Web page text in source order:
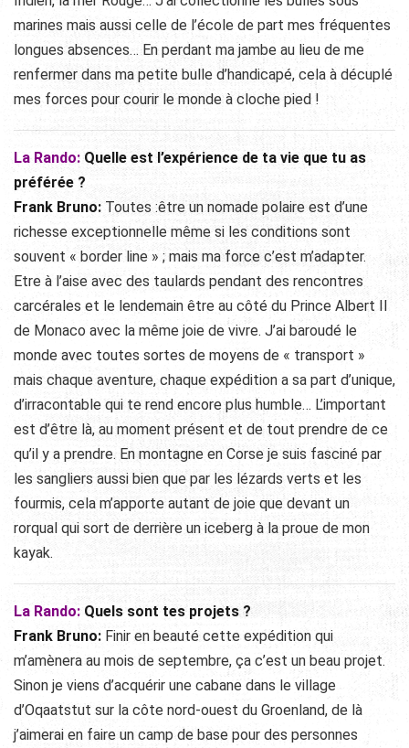
marines mais aussi celle de l’école de part mes fréquentes
longues absences… En perdant ma jambe au lieu de me
renfermer dans ma petite bulle d’handicapé, cela à décuplé
mes forces pour courir le monde à cloche pied !
La Rando: Quelle est l’expérience de ta vie que tu as
préférée ?
Frank Bruno: Toutes :être un nomade polaire est d’une
richesse exceptionnelle même si les conditions sont
souvent « border line » ; mais ma force c’est m’adapter.
Etre à l’aise avec des taulards pendant des rencontres
carcérales et le lendemain être au côté du Prince Albert II
de Monaco avec la même joie de vivre. J’ai baroudé le
monde avec toutes sortes de moyens de « transport »
mais chaque aventure, chaque expédition a sa part d’unique,
d’irracontable qui te rend encore plus humble… L’important
est d’être là, au moment présent et de tout prendre de ce
qu’il y a prendre. En montagne en Corse je suis fasciné par
les sangliers aussi bien que par les lézards verts et les
fourmis, cela m’apporte autant de joie que devant un
rorqual qui sort de derrière un iceberg à la proue de mon
kayak.
La Rando: Quels sont tes projets ?
Frank Bruno: Finir en beauté cette expédition qui
m’amènera au mois de septembre, ça c’est un beau projet.
Sinon je viens d’acquérir une cabane dans le village
d’Oqaatstut sur la côte nord-ouest du Groenland, de là
j’aimerai en faire un camp de base pour des personnes